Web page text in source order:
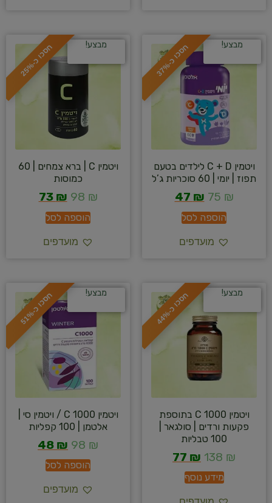
ח
ס
כ
ו
כ
-
3
7
% מבצע!
ויטמין C + D לילדים בטעם
תפוז | יומי | 60 סוכריות ג’ל
75 ₪
47 ₪
הוספה לסל
מועדפים
ח
ס
כ
ו
כ
-
2
5
% מבצע!
ויטמין C | ברא צמחים | 60
כמוסות
98 ₪
73 ₪
הוספה לסל
מועדפים
ח
ס
כ
ו
כ
-
4
4
% מבצע!
ויטמין C 1000 בתוספת
פקעות ורדים | סולגאר |
100 טבליות
138 ₪
77 ₪
מידע נוסף
ח
ס
כ
ו
כ
-
5
1
% מבצע!
ויטמין C 1000 / ויטמין סי |
אלטמן | 100 קפליות
98 ₪
48 ₪
הוספה לסל
מועדפים